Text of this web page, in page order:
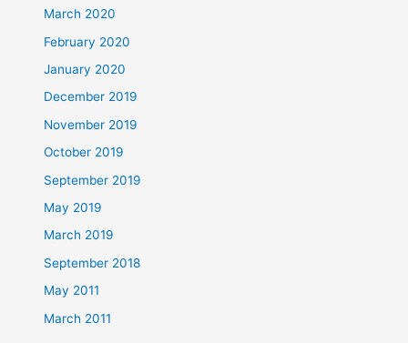
March 2020
February 2020
January 2020
December 2019
November 2019
October 2019
September 2019
May 2019
March 2019
September 2018
May 2011
March 2011